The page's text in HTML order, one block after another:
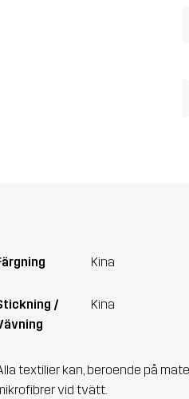
Kina
/
Kina
textilier kan, beroende på
vid tvätt.